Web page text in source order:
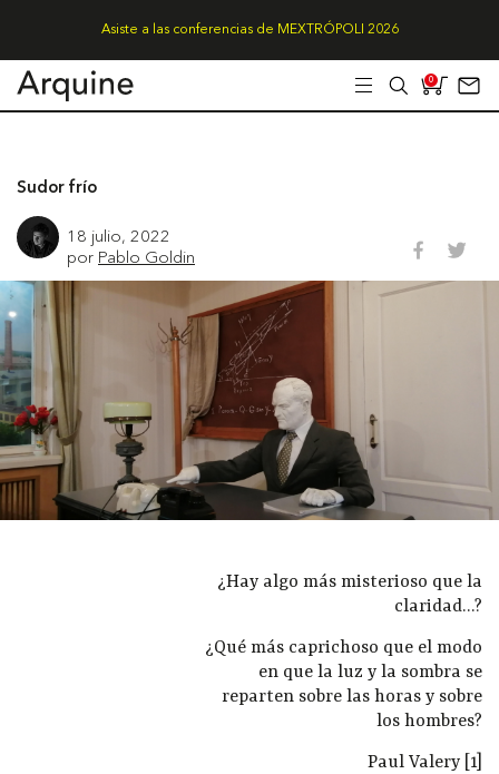
Asiste a las conferencias de MEXTRÓPOLI 2026
0
Sudor frío
18 julio, 2022
por Pablo Goldin
¿Hay algo más misterioso que la
claridad…?
¿Qué más caprichoso que el modo
en que la luz y la sombra se
reparten sobre las horas y sobre
los hombres?
Paul Valery [1]